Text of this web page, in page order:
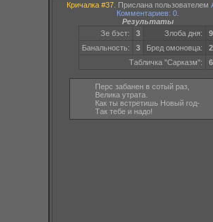
Кричалка #37. Прислана пользователем
Комментариев: 0.
Результаты
Зе бэст:
3 Злоба дня:
9
Банальность:
3 Бред омоновца:
2
Табличка "Сарказм":
6
Перс забанен в сотый раз,
Велика утрата.
Как ты встретишь Новый год-
Так тебе и надо!